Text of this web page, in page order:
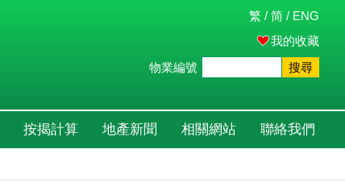
繁 / 简 / ENG
我的收藏
物業編號
搜尋
按揭計算 地產新聞 相關網站 聯絡我們